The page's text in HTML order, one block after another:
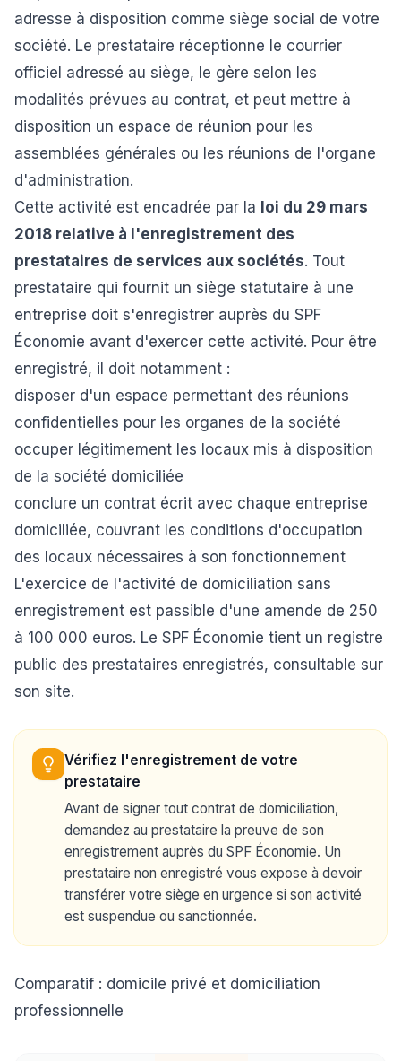
adresse à disposition comme siège social de votre
société. Le prestataire réceptionne le courrier
officiel adressé au siège, le gère selon les
modalités prévues au contrat, et peut mettre à
disposition un espace de réunion pour les
assemblées générales ou les réunions de l'organe
d'administration.
Cette activité est encadrée par la loi du 29 mars
2018 relative à l'enregistrement des
prestataires de services aux sociétés. Tout
prestataire qui fournit un siège statutaire à une
entreprise doit s'enregistrer auprès du SPF
Économie avant d'exercer cette activité. Pour être
enregistré, il doit notamment :
disposer d'un espace permettant des réunions
confidentielles pour les organes de la société
occuper légitimement les locaux mis à disposition
de la société domiciliée
conclure un contrat écrit avec chaque entreprise
domiciliée, couvrant les conditions d'occupation
des locaux nécessaires à son fonctionnement
L'exercice de l'activité de domiciliation sans
enregistrement est passible d'une amende de 250
à 100 000 euros. Le SPF Économie tient un registre
public des prestataires enregistrés, consultable sur
son site.
Vérifiez l'enregistrement de votre
prestataire
Avant de signer tout contrat de domiciliation,
demandez au prestataire la preuve de son
enregistrement auprès du SPF Économie. Un
prestataire non enregistré vous expose à devoir
transférer votre siège en urgence si son activité
est suspendue ou sanctionnée.
Comparatif : domicile privé et domiciliation
professionnelle